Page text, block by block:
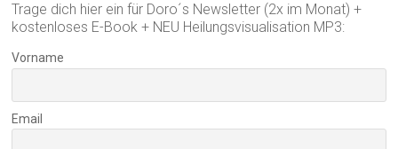
Trage dich hier ein für Doro´s Newsletter (2x im Monat) +
kostenloses E-Book + NEU Heilungsvisualisation MP3:
Vorname
Email